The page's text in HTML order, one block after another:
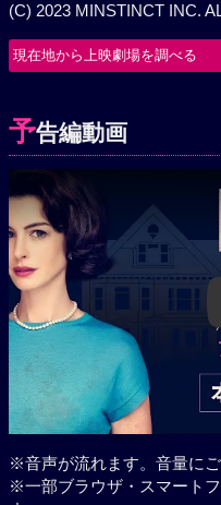
(C) 2023 MINSTINCT INC.
現在地から上映劇場を調べる
予告編動画
※音声が流れます。音量にご
※一部ブラウザ・スマート